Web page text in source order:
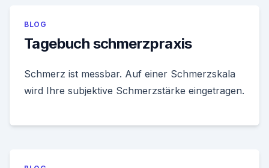
BLOG
Tagebuch schmerzpraxis
Schmerz ist messbar. Auf einer Schmerzskala
wird Ihre subjektive Schmerzstärke eingetragen.